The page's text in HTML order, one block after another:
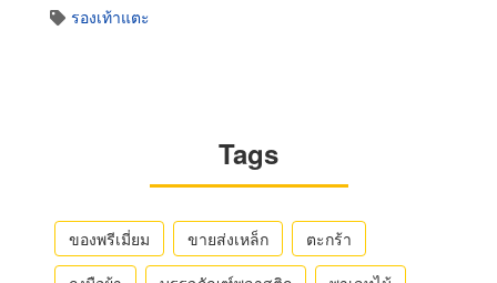
รองเท้าแตะ
Tags
ของพรีเมี่ยม ขายส่งเหล็ก
ตะกร้า